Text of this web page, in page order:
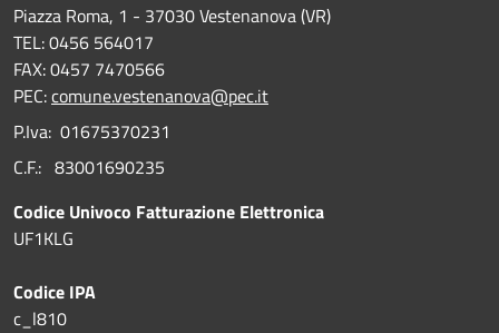
Piazza Roma, 1 - 37030 Vestenanova (VR)
TEL: 0456 564017
FAX: 0457 7470566
PEC:comune.vestenanova@pec.it
P.Iva: 01675370231
C.F.: 83001690235
Codice Univoco Fatturazione Elettronica
UF1KLG
Codice IPA
c_l810